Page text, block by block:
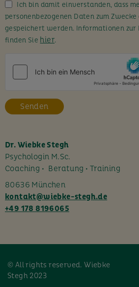
e
d
i
e
e
l
e
e
r
.
Ich bin damit einverstanden, dass
personenbezogenen Daten zum
gespeichert werden. Informationen zur
finden Sie hier.
Dr. Wiebke Stegh
Psychologin M.Sc.
Coaching • Beratung • Training
80636 München
kontakt@wiebke-stegh.de
+49 178 8196065
© All rights reserved. Wiebke
Stegh 2023